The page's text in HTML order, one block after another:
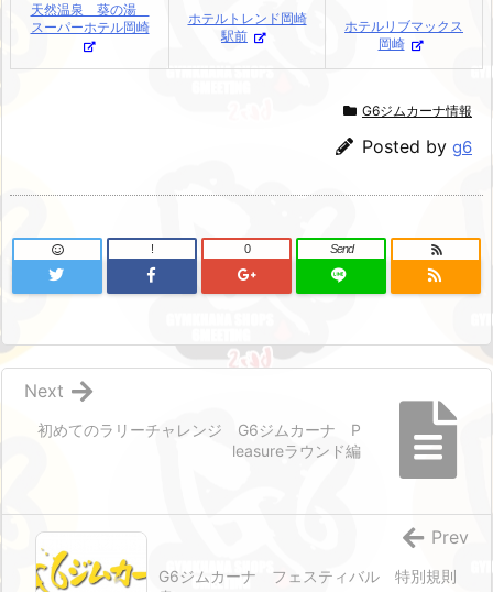
天然温泉 葵の湯
スーパーホテル岡崎
ホテルトレンド岡崎
駅前
ホテルリブマックス
岡崎
G6ジムカーナ情報
Posted by g6
! 0 Send
初めてのラリーチャレンジ G6ジムカーナ P
leasureラウンド編
Next
G6ジムカーナ フェスティバル 特別規則
Prev